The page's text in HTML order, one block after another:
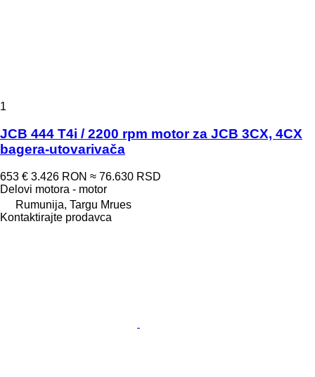
1
JCB 444 T4i / 2200 rpm motor za JCB 3CX, 4CX
bagera-utovarivača
653 € 3.426 RON ≈ 76.630 RSD
Delovi motora - motor
Rumunija, Targu Mrues
Kontaktirajte prodavca